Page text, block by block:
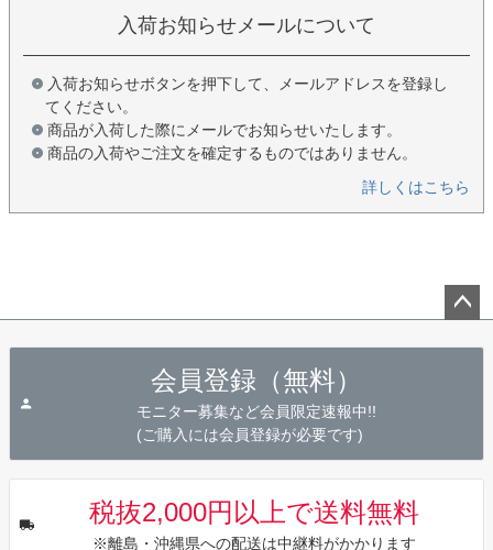
入荷お知らせメールについて
入荷お知らせボタンを押下して、メールアドレスを登録し
てください。
商品が入荷した際にメールでお知らせいたします。
商品の入荷やご注文を確定するものではありません。
詳しくはこちら
会員登録（無料）
モニター募集など会員限定速報中!!
(ご購入には会員登録が必要です)
税抜2,000円以上で送料無料
※離島・沖縄県への配送は中継料がかかります